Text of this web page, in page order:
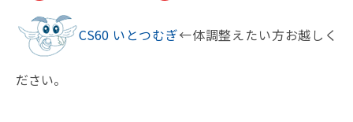
CS60 いとつむぎ←体調整えたい方お越しく
ださい。